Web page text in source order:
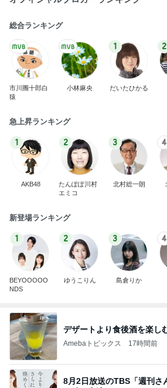
総合ランキング
市川團十郎白
猿
小林麻央
1
だいたひかる
2
急上昇ランキング
1
AKB48
2
たんぽぽ川村
エミコ
3
北村総一朗
4
新登場ランキング
1
BEYOOOOO
NDS
2
ゆうこりん
3
島倉りか
4
デザートより食後酒を楽し
Amebaトピックス 17時間前
8月2日放送のTBS「週刊さ